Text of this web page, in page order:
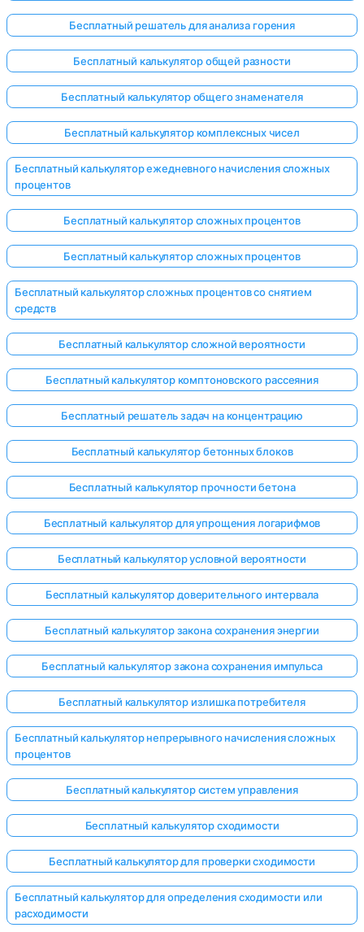
Бесплатный решатель для анализа горения
Бесплатный калькулятор общей разности
Бесплатный калькулятор общего знаменателя
Бесплатный калькулятор комплексных чисел
Бесплатный калькулятор ежедневного начисления сложных
процентов
Бесплатный калькулятор сложных процентов
Бесплатный калькулятор сложных процентов
Бесплатный калькулятор сложных процентов со снятием
средств
Бесплатный калькулятор сложной вероятности
Бесплатный калькулятор комптоновского рассеяния
Бесплатный решатель задач на концентрацию
Бесплатный калькулятор бетонных блоков
Бесплатный калькулятор прочности бетона
Бесплатный калькулятор для упрощения логарифмов
Бесплатный калькулятор условной вероятности
Бесплатный калькулятор доверительного интервала
Бесплатный калькулятор закона сохранения энергии
Бесплатный калькулятор закона сохранения импульса
Бесплатный калькулятор излишка потребителя
Бесплатный калькулятор непрерывного начисления сложных
процентов
Бесплатный калькулятор систем управления
Бесплатный калькулятор сходимости
Бесплатный калькулятор для проверки сходимости
Бесплатный калькулятор для определения сходимости или
расходимости